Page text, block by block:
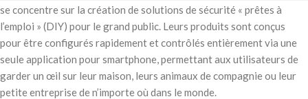
se concentre sur la création de solutions de sécurité « prêtes à
l’emploi » (DIY) pour le grand public. Leurs produits sont conçus
pour être configurés rapidement et contrôlés entièrement via une
seule application pour smartphone, permettant aux utilisateurs de
garder un œil sur leur maison, leurs animaux de compagnie ou leur
petite entreprise de n’importe où dans le monde.